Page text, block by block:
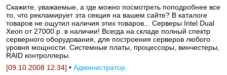
Скажите, уважаемые, а где можно посмотреть поподробнее все
то, что рекламирует эта секция на вашем сайте? В каталоге
товаров не ощутил наличия этих товаров... Серверы Intel Dual
Xeon от 27000 р. в наличии! Всегда на складе полный спектр
серверного оборудования, для построения серверов любого
уровня мощности. Системные платы, процессоры, винчестеры,
RAID контроллеры.
[09.10.2008 12:34] • Администратор.